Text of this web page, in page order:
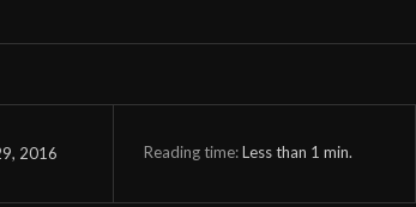
2016 Reading time:Less than 1 min.